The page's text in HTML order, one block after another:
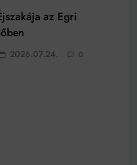
az Egri
2026.07.24. 0